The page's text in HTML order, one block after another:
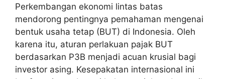
Perkembangan ekonomi lintas batas
mendorong pentingnya pemahaman mengenai
bentuk usaha tetap (BUT) di Indonesia. Oleh
karena itu, aturan perlakuan pajak BUT
berdasarkan P3B menjadi acuan krusial bagi
investor asing. Kesepakatan internasional ini